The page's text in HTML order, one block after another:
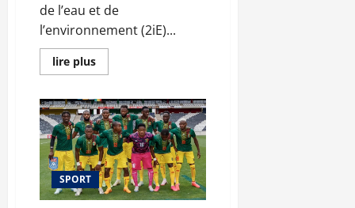
de l’eau et de
l’environnement (2iE)...
lire plusEn
savoir
Brèves
du
mercredi
25
mars
2026
SPORT